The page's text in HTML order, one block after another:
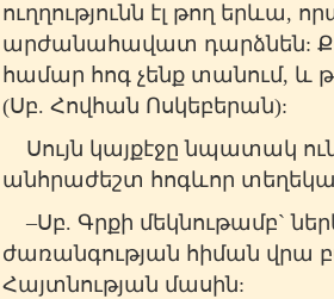
ուղղությունն էլ թող երևա,
արժանահավատ դարձնեն:
համար հոգ չենք տանում, և
(Սբ. Հովհան Ոսկեբերան):
Սույն կայքէջը նպատակ
անհրաժեշտ հոգևոր
–Սբ. Գրքի մեկնութամբ`
ժառանգության հիման վրա
Հայտնության մասին: